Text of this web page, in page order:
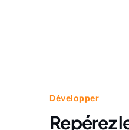
Développer
Repérez